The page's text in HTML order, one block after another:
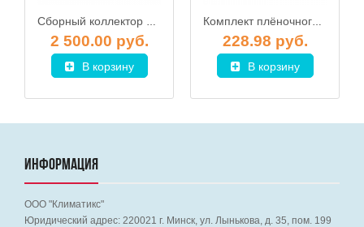
2 500.00 руб.
В корзину
228.98 руб.
В корзину
ИНФОРМАЦИЯ
ООО "Климатикс"
Юридический адрес: 220021 г. Минск, ул. Лынькова, д. 35, пом. 199